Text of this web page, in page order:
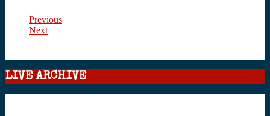
Previous
Next
LIVE ARCHIVE